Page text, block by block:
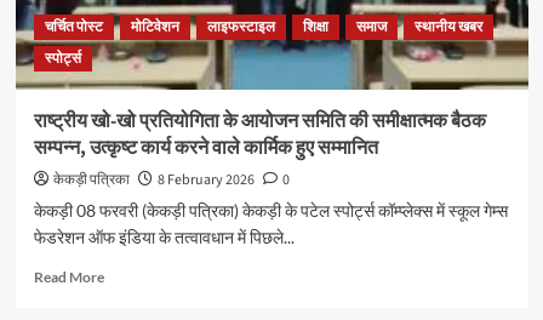
चर्चित पोस्ट मोटिवेशन लाइफस्टाइल शिक्षा समाज
स्थानीय खबर
स्पोर्ट्स
राष्ट्रीय खो-खो प्रतियोगिता के आयोजन समिति की समीक्षात्मक बैठक
सम्पन्न, उत्कृष्ट कार्य करने वाले कार्मिक हुए सम्मानित
केकड़ी पत्रिका 8 February 2026
0
केकड़ी 08 फरवरी (केकड़ी पत्रिका) केकड़ी के पटेल स्पोर्ट्स कॉम्प्लेक्स में स्कूल गेम्स
फेडरेशन ऑफ इंडिया के तत्वावधान में पिछले...
Read More